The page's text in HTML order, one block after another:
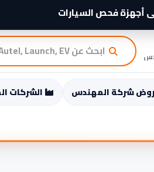
الآن
شركة المهندس الشركات